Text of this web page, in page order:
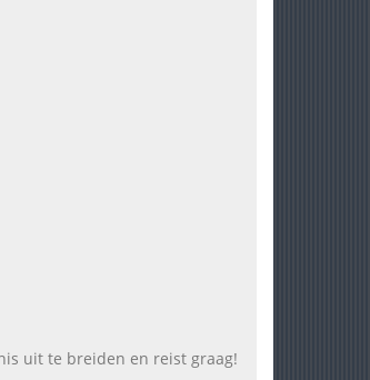
uit te breiden en reist graag!